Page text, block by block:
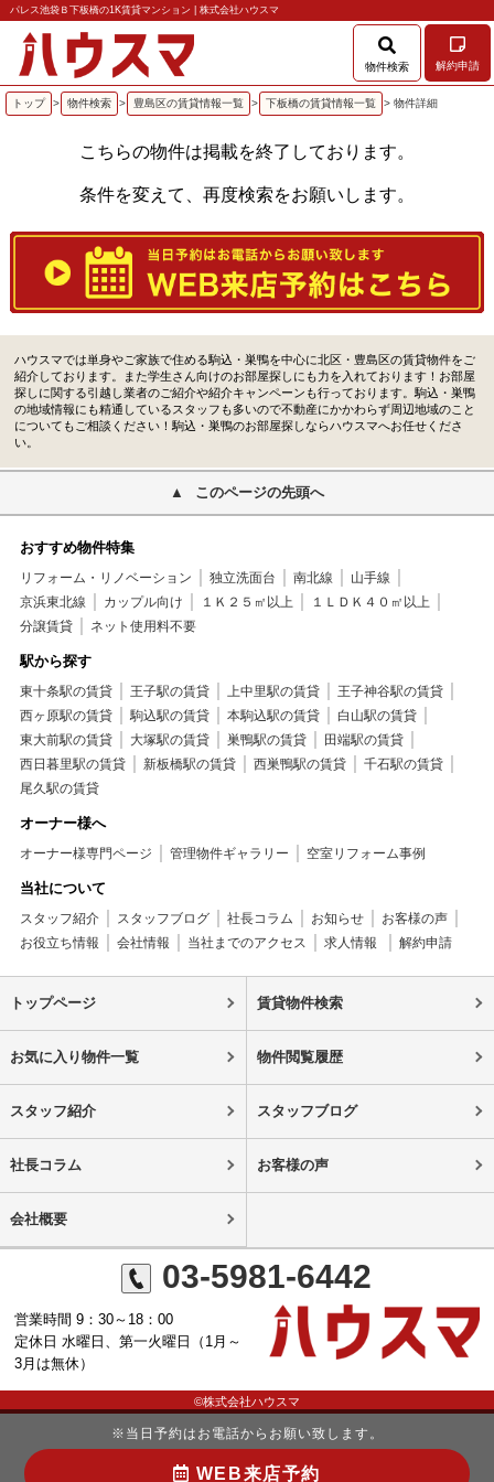
パレス池袋Ｂ下板橋の1K賃貸マンション | 株式会社ハウスマ
物件検索 解約申請
トップ > 物件検索 > 豊島区の賃貸情報一覧 > 下板橋の賃貸情報一覧 > 物件詳細
こちらの物件は掲載を終了しております。
条件を変えて、再度検索をお願いします。
ハウスマでは単身やご家族で住める駒込・巣鴨を中心に北区・豊島区の賃貸物件をご
紹介しております。また学生さん向けのお部屋探しにも力を入れております！お部屋
探しに関する引越し業者のご紹介や紹介キャンペーンも行っております。駒込・巣鴨
の地域情報にも精通しているスタッフも多いので不動産にかかわらず周辺地域のこと
についてもご相談ください！駒込・巣鴨のお部屋探しならハウスマへお任せくださ
い。
このページの先頭へ
おすすめ物件特集
リフォーム・リノベーション 独立洗面台 南北線
山手線
京浜東北線
カップル向け １Ｋ２５㎡以上
１ＬＤＫ４０㎡以上
分譲賃貸
ネット使用料不要
駅から探す
東十条駅の賃貸 王子駅の賃貸 上中里駅の賃貸
王子神谷駅の賃貸
西ヶ原駅の賃貸
駒込駅の賃貸 本駒込駅の賃貸
白山駅の賃貸
東大前駅の賃貸
大塚駅の賃貸 巣鴨駅の賃貸
田端駅の賃貸
西日暮里駅の賃貸
新板橋駅の賃貸 西巣鴨駅の賃貸
千石駅の賃貸
尾久駅の賃貸
オーナー様へ
オーナー様専門ページ 管理物件ギャラリー 空室リフォーム事例
当社について
スタッフ紹介 スタッフブログ 社長コラム お知らせ
お客様の声
お役立ち情報
会社情報 当社までのアクセス 求人情報 解約申請
トップページ 賃貸物件検索
お気に入り物件一覧 物件閲覧履歴
スタッフ紹介 スタッフブログ
社長コラム お客様の声
会社概要
03-5981-6442
営業時間 9：30～18：00
定休日 水曜日、第一火曜日（1月～
3月は無休）
©株式会社ハウスマ
※当日予約はお電話からお願い致します。
WEB来店予約